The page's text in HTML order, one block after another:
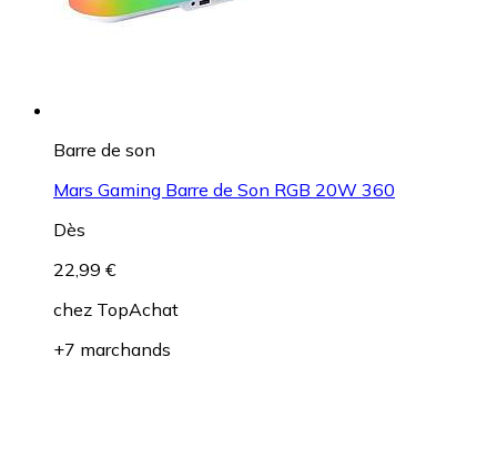
Barre de son
Mars Gaming Barre de Son RGB 20W 360
Dès
22,99 €
chez TopAchat
+7 marchands